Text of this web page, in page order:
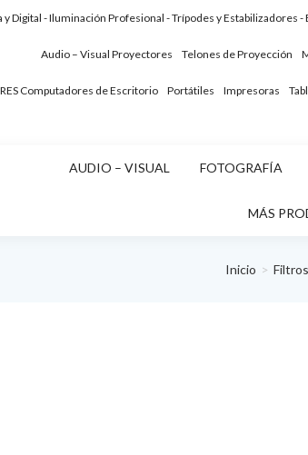
Digital - Iluminación Profesional - Trípodes y Estabilizadores -
Audio – Visual Proyectores Telones de Proyección
Computadores de Escritorio Portátiles Impresoras
AUDIO – VISUAL FOTOGRAFÍA
MÁS
Inicio Filtros